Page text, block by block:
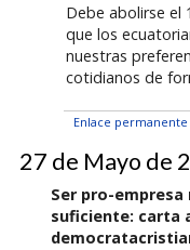
Debe abolirse el
que los
nuestras
cotidianos de
Enlace permanente
27 de Mayo de
Ser pro-empresa
suficiente: carta